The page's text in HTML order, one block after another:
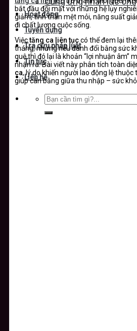
Hoạt động
Tuyển dụng
Tra cứu pháp luật
Tin tức
Liên hệ
bắt đầu đối mặt với những hệ lụy
giảm, tinh thần mệt mỏi, năng suất
đi chất lượng cuộc sống.
Việctăng ca liên tụccó thể đem lại
tháng, nhưng nếu đánh đổi bằng sức
quệ thì đó lại là khoản “lợi nhuận âm”
nhận ra. Bài viết này phân tích toàn
ca, lý do khiến người lao động lệ thuộc
giúp cân bằng giữa thu nhập – sức